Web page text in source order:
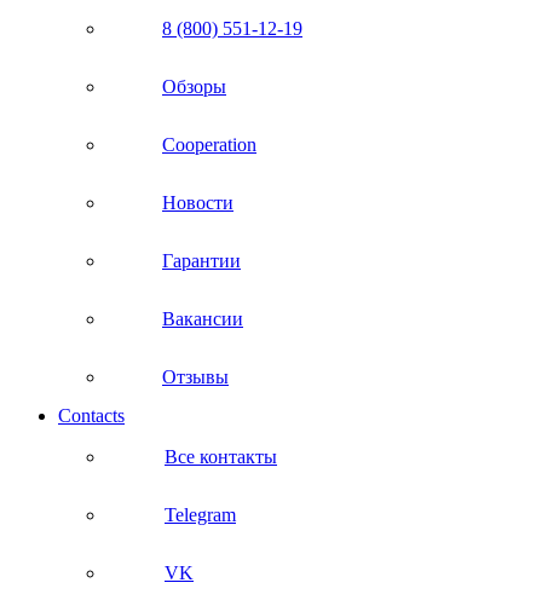
8 (800) 551-12-19
Обзоры
Cooperation
Новости
Гарантии
Вакансии
Отзывы
Contacts
Все контакты
Telegram
VK